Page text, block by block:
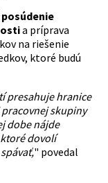
a príprava
na riešenie
ktoré budú
presahuje hranice
skupiny
dobe nájde
dovolí
" povedal